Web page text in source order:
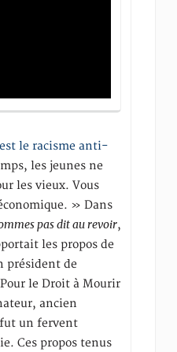
le racisme anti-
les jeunes ne
les vieux. Vous
» Dans
pas dit au revoir,
les propos de
président de
le Droit à Mourir
ancien
un fervent
Ces propos tenus